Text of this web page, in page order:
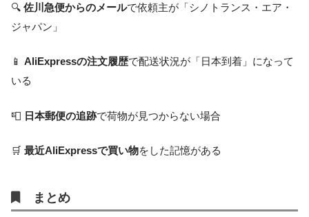
🔍 佐川急便からのメールで依頼主が「シノトランス・エア・
ジャパン」
📱 AliExpressの注文履歴で配送状況が「日本到着」になって
いる
📮 日本郵便の追跡で荷物が見つからない場合
🛒 最近AliExpressで買い物をした記憶がある
まとめ